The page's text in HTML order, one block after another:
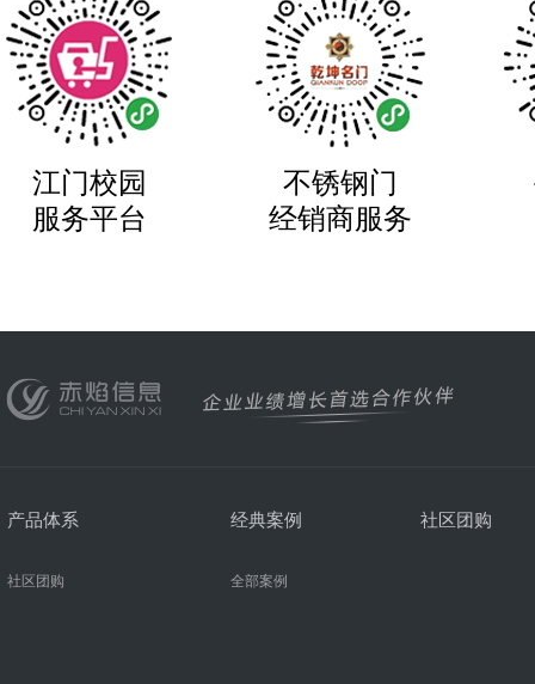
江门校园
服务平台
不锈钢门
经销商服务
产品体系
社区团购
经典案例
全部案例
社区团购